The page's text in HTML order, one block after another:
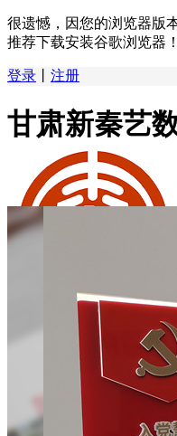
很遗憾，因您的浏览器版
推荐下载安装谷歌浏览器！
登录 注册
甘肃新秦艺